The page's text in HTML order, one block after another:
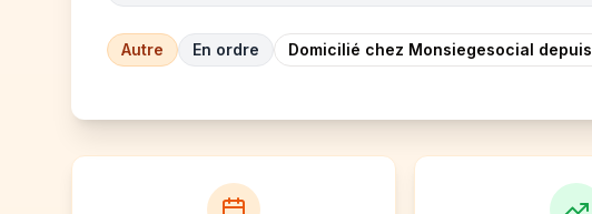
Autre En ordre Domicilié chez Monsiegesocial depuis